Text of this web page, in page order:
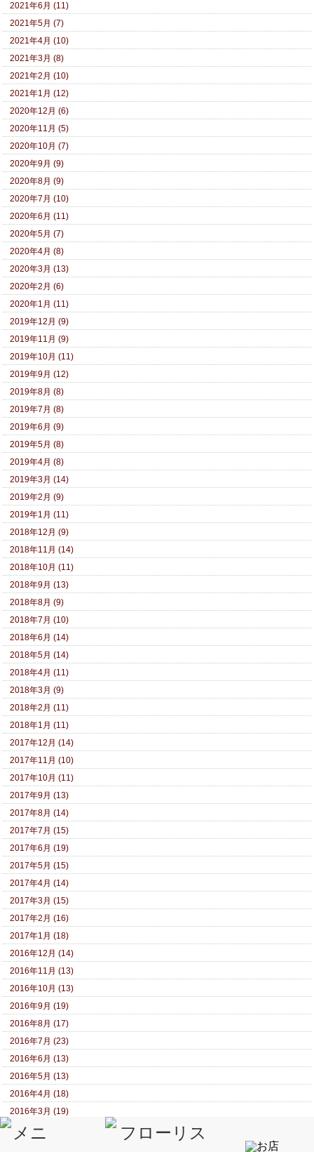
2021年6月 (11)
2021年5月 (7)
2021年4月 (10)
2021年3月 (8)
2021年2月 (10)
2021年1月 (12)
2020年12月 (6)
2020年11月 (5)
2020年10月 (7)
2020年9月 (9)
2020年8月 (9)
2020年7月 (10)
2020年6月 (11)
2020年5月 (7)
2020年4月 (8)
2020年3月 (13)
2020年2月 (6)
2020年1月 (11)
2019年12月 (9)
2019年11月 (9)
2019年10月 (11)
2019年9月 (12)
2019年8月 (8)
2019年7月 (8)
2019年6月 (9)
2019年5月 (8)
2019年4月 (8)
2019年3月 (14)
2019年2月 (9)
2019年1月 (11)
2018年12月 (9)
2018年11月 (14)
2018年10月 (11)
2018年9月 (13)
2018年8月 (9)
2018年7月 (10)
2018年6月 (14)
2018年5月 (14)
2018年4月 (11)
2018年3月 (9)
2018年2月 (11)
2018年1月 (11)
2017年12月 (14)
2017年11月 (10)
2017年10月 (11)
2017年9月 (13)
2017年8月 (14)
2017年7月 (15)
2017年6月 (19)
2017年5月 (15)
2017年4月 (14)
2017年3月 (15)
2017年2月 (16)
2017年1月 (18)
2016年12月 (14)
2016年11月 (13)
2016年10月 (13)
2016年9月 (19)
2016年8月 (17)
2016年7月 (23)
2016年6月 (13)
2016年5月 (13)
2016年4月 (18)
2016年3月 (19)
2016年2月 (19)